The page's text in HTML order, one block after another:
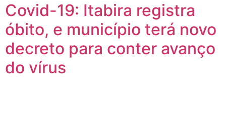
Covid-19: Itabira registra
óbito, e município terá novo
decreto para conter avanço
do vírus